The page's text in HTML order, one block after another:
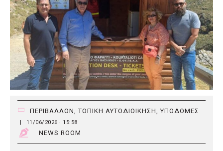
ΠΕΡΙΒΑΛΛΟΝ ,ΤΟΠΙΚΗ ΑΥΤΟΔΙΟΙΚΗΣΗ ,ΥΠΟΔΟΜΕΣ
| 11/06/2026 · 15:58
NEWS ROOM